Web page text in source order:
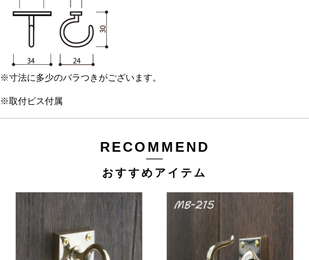
※寸法に多少のバラつきがございます。
※取付ビス付属
RECOMMEND
おすすめアイテム